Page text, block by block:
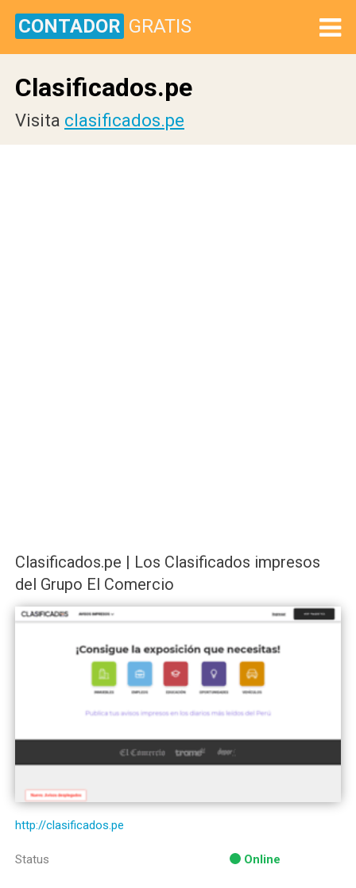
CONTADOR GRATIS
Clasificados.pe
Visita clasificados.pe
Clasificados.pe | Los Clasificados impresos
del Grupo El Comercio
http://clasificados.pe
Status Online